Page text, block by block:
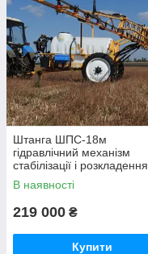
Штанга ШПС-18м
гідравлічний механізм
стабілізації і розкладення
В наявності
219 000 ₴
Купити